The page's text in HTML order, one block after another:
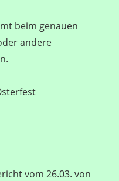
beim genauen
andere
vom 26.03. von